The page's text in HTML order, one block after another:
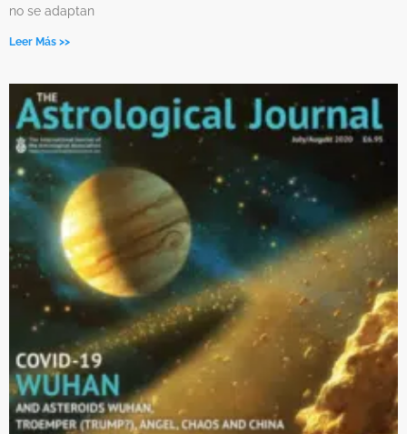
no se adaptan
Leer Más >>